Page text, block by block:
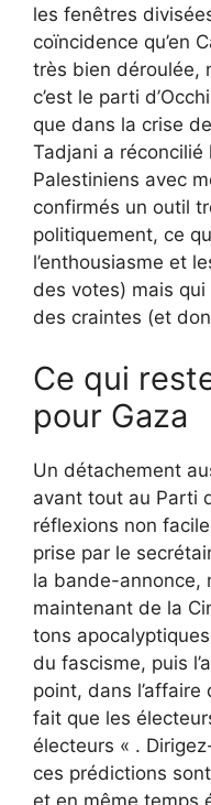
les fenêtres
coïncidence qu’en
très bien déroulée,
c’est le parti
que dans la crise
Tadjani a réconcilié
Palestiniens avec
confirmés un outil
politiquement, ce
l’enthousiasme et
des votes) mais
des craintes (et
Ce qui
pour Gaza
Un détachement
avant tout au Parti
réflexions non
prise par le
la bande-annonce,
maintenant de la
tons apocalyptiques
du fascisme, puis
point, dans
fait que les
électeurs « .
ces prédictions
et en même temps